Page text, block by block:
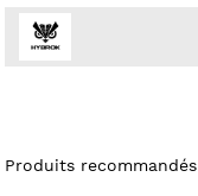
Produits recommandés